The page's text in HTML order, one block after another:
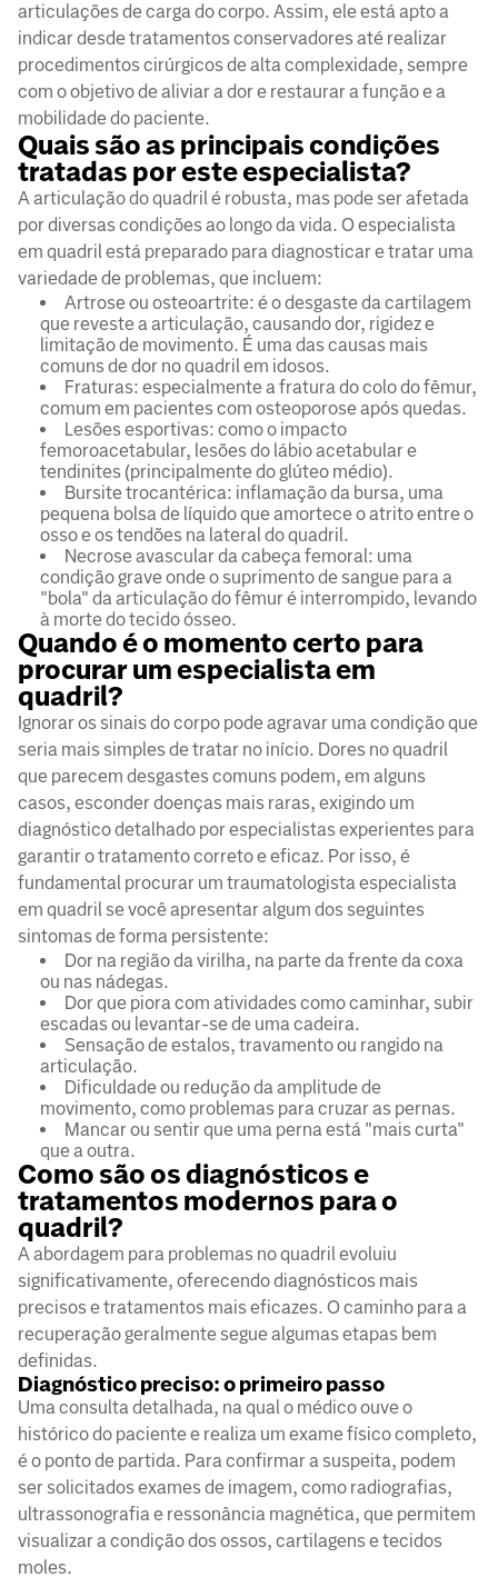
articulações de carga do corpo. Assim, ele está apto a
indicar desde tratamentos conservadores até realizar
procedimentos cirúrgicos de alta complexidade, sempre
com o objetivo de aliviar a dor e restaurar a função e a
mobilidade do paciente.
Quais são as principais condições
tratadas por este especialista?
A articulação do quadril é robusta, mas pode ser afetada
por diversas condições ao longo da vida. O especialista
em quadril está preparado para diagnosticar e tratar uma
variedade de problemas, que incluem:
Artrose ou osteoartrite: é o desgaste da cartilagem
que reveste a articulação, causando dor, rigidez e
limitação de movimento. É uma das causas mais
comuns de dor no quadril em idosos.
Fraturas: especialmente a fratura do colo do fêmur,
comum em pacientes com osteoporose após quedas.
Lesões esportivas: como o impacto
femoroacetabular, lesões do lábio acetabular e
tendinites (principalmente do glúteo médio).
Bursite trocantérica: inflamação da bursa, uma
pequena bolsa de líquido que amortece o atrito entre o
osso e os tendões na lateral do quadril.
Necrose avascular da cabeça femoral: uma
condição grave onde o suprimento de sangue para a
"bola" da articulação do fêmur é interrompido, levando
à morte do tecido ósseo.
Quando é o momento certo para
procurar um especialista em
quadril?
Ignorar os sinais do corpo pode agravar uma condição que
seria mais simples de tratar no início. Dores no quadril
que parecem desgastes comuns podem, em alguns
casos, esconder doenças mais raras, exigindo um
diagnóstico detalhado por especialistas experientes para
garantir o tratamento correto e eficaz. Por isso, é
fundamental procurar um traumatologista especialista
em quadril se você apresentar algum dos seguintes
sintomas de forma persistente:
Dor na região da virilha, na parte da frente da coxa
ou nas nádegas.
Dor que piora com atividades como caminhar, subir
escadas ou levantar-se de uma cadeira.
Sensação de estalos, travamento ou rangido na
articulação.
Dificuldade ou redução da amplitude de
movimento, como problemas para cruzar as pernas.
Mancar ou sentir que uma perna está "mais curta"
que a outra.
Como são os diagnósticos e
tratamentos modernos para o
quadril?
A abordagem para problemas no quadril evoluiu
significativamente, oferecendo diagnósticos mais
precisos e tratamentos mais eficazes. O caminho para a
recuperação geralmente segue algumas etapas bem
definidas.
Diagnóstico preciso: o primeiro passo
Uma consulta detalhada, na qual o médico ouve o
histórico do paciente e realiza um exame físico completo,
é o ponto de partida. Para confirmar a suspeita, podem
ser solicitados exames de imagem, como radiografias,
ultrassonografia e ressonância magnética, que permitem
visualizar a condição dos ossos, cartilagens e tecidos
moles.